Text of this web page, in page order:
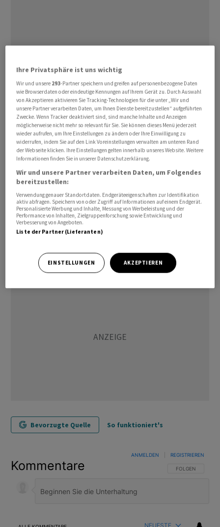
Die Massnahme soll vor allem Regionen ausserhalb der
grossen Städte zugutekommen, wo es zuletzt
verstärkt zu Engpässen kam. Bowen versuchte, die
Bevölkerung zu beruhigen. Die Treibstofflieferungen
nach Australien liefen weiter und die Vorräte seien
stabil, sagte er. «Es gibt keinen Grund für Panikkäufe.»
Nach Regierungsangaben reichen die nationalen
Reserven für etwa 30 Tage. Dieser Wert liegt aber unter
der Empfehlung der Internationalen Energieagentur
IEA, wonach die Mitgliedsländer über
Treibstoffreserven für mindestens 90 Tage verfügen
sollten./cfn/DP/jha
Bevorzugte Quelle So funktioniert's
Kommentare FOLGE DIESER
FOLGEN
ANMELDEN REGISTRIEREN
NEUESTE
Ihre Privatsphäre ist uns wichtig
Wir und unsere 293-Partner speichern und greifen auf personenbezogene Daten
wie Browserdaten oder eindeutige Kennungen auf Ihrem Gerät zu. Durch Auswahl
von Akzeptieren aktivieren Sie Tracking-Technologien für die unter „Wir und
unsere Partner verarbeiten Daten, um Ihnen Dienste bereitzustellen“ aufgeführten
Zwecke. Wenn Tracker deaktiviert sind, sind manche Inhalte und Anzeigen
möglicherweise nicht mehr so relevant für Sie. Sie können dieses Menü jederzeit
wieder aufrufen, um Ihre Einstellungen zu ändern oder Ihre Einwilligung zu
widerrufen, indem Sie auf den Link Voreinstellungen verwalten am unteren Rand
der Webseite klicken. Ihre Einstellungen gelten innerhalb unseres Website. Weitere
Informationen finden Sie in unserer Datenschutzerklärung.
Wir und unsere Partner verarbeiten Daten, um Folgendes
bereitzustellen:
Verwendung genauer Standortdaten. Endgeräteeigenschaften zur Identifikation
aktiv abfragen. Speichern von oder Zugriff auf Informationen auf einem Endgerät.
Personalisierte Werbung und Inhalte, Messung von Werbeleistung und der
Performance von Inhalten, Zielgruppenforschung sowie Entwicklung und
Verbesserung von Angeboten.
Liste der Partner (Lieferanten)
EINSTELLUNGEN AKZEPTIEREN